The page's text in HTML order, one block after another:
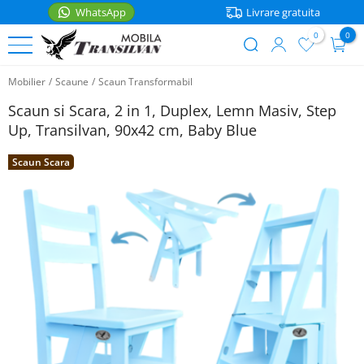
la
conținutul
principal
WhatsApp Livrare gratuita
menu
0 0
Mobilier / Scaune / Scaun Transformabil
Scaun si Scara, 2 in 1, Duplex, Lemn Masiv, Step
Up, Transilvan, 90x42 cm, Baby Blue
Scaun Scara
PATURI
Paturi
de
o
persoana
Paturi
matrimoniale
Paturi
etajate
Paturi
pentru
copii
MOBILIER
Noptiere
Rafturi
Mese
Scaune
Coltare
bucatarie
ACCESORII
Accesorii
bucatarie
Casa
Saltele
Lenjerii
Articole
WhatsApp